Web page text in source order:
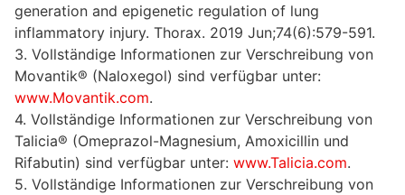
generation and epigenetic regulation of lung
inflammatory injury. Thorax. 2019 Jun;74(6):579-591.
3. Vollständige Informationen zur Verschreibung von
Movantik® (Naloxegol) sind verfügbar unter:
www.Movantik.com.
4. Vollständige Informationen zur Verschreibung von
Talicia® (Omeprazol-Magnesium, Amoxicillin und
Rifabutin) sind verfügbar unter: www.Talicia.com.
5. Vollständige Informationen zur Verschreibung von